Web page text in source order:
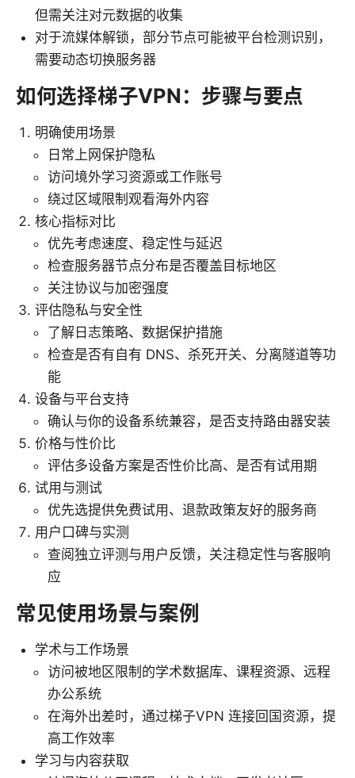
但需关注对元数据的收集
对于流媒体解锁，部分节点可能被平台检测识别，
需要动态切换服务器
如何选择梯子VPN：步骤与要点
明确使用场景
日常上网保护隐私
访问境外学习资源或工作账号
绕过区域限制观看海外内容
核心指标对比
优先考虑速度、稳定性与延迟
检查服务器节点分布是否覆盖目标地区
关注协议与加密强度
评估隐私与安全性
了解日志策略、数据保护措施
检查是否有自有 DNS、杀死开关、分离隧道等功
能
设备与平台支持
确认与你的设备系统兼容，是否支持路由器安装
价格与性价比
评估多设备方案是否性价比高、是否有试用期
试用与测试
优先选提供免费试用、退款政策友好的服务商
用户口碑与实测
查阅独立评测与用户反馈，关注稳定性与客服响
应
常见使用场景与案例
学术与工作场景
访问被地区限制的学术数据库、课程资源、远程
办公系统
在海外出差时，通过梯子VPN 连接回国资源，提
高工作效率
学习与内容获取